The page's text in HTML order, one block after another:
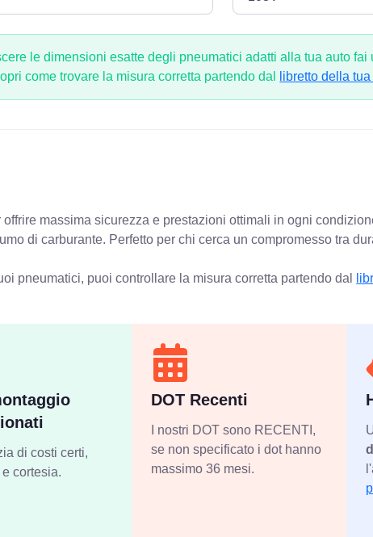
le dimensioni esatte degli pneumatici adatti alla tua auto fai
come trovare la misura corretta partendo dal
libretto della
massima sicurezza e prestazioni ottimali in ogni
di carburante. Perfetto per chi cerca un compromesso tra
pneumatici, puoi controllare la misura corretta partendo dal
di costi certi,
cortesia.
DOT Recenti
I nostri DOT sono RECENTI,
se non specificato i dot hanno
massimo 36 mesi.